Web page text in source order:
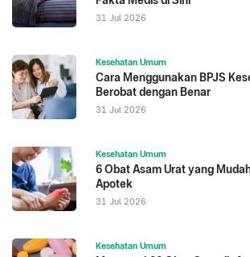
31 Jul 2026
Kesehatan Umum
Cara Menggunakan BPJS
Berobat dengan Benar
31 Jul 2026
Kesehatan Umum
6 Obat Asam Urat yang
Apotek
31 Jul 2026
Kesehatan Umum